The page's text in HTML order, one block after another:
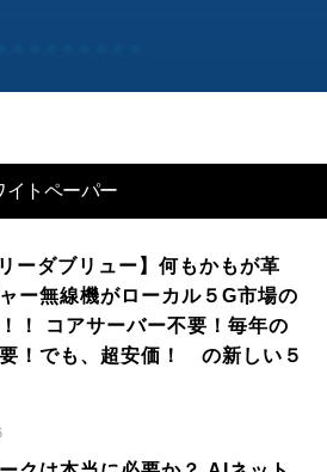
イトペーパー
ーダブリュー】何もかもが革
ー無線機がローカル５G市場の
！ コアサーバー不要！毎年の
！でも、超安価！ の新しい５